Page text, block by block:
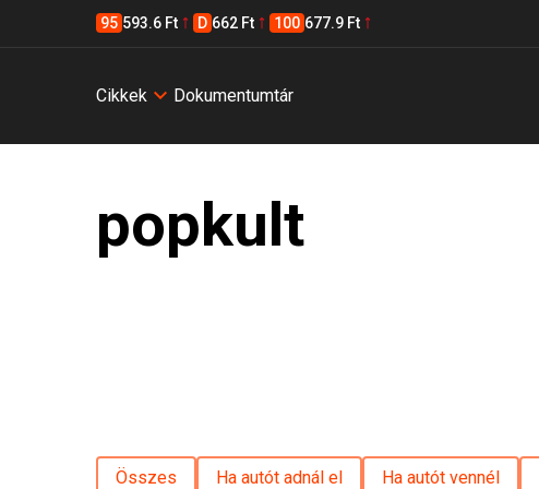
95 593.6 Ft D 662 Ft 100 677.9 Ft
Cikkek Dokumentumtár
popkult
Összes Ha autót adnál el Ha autót vennél